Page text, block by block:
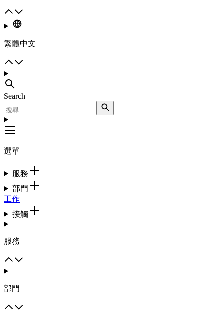
繁體中文
Search
選單
服務
部門
工作
接觸
服務
部門